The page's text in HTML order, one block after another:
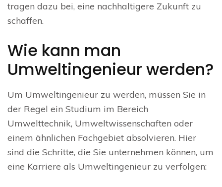
tragen dazu bei, eine nachhaltigere Zukunft zu
schaffen.
Wie kann man
Umweltingenieur werden?
Um Umweltingenieur zu werden, müssen Sie in
der Regel ein Studium im Bereich
Umwelttechnik, Umweltwissenschaften oder
einem ähnlichen Fachgebiet absolvieren. Hier
sind die Schritte, die Sie unternehmen können, um
eine Karriere als Umweltingenieur zu verfolgen: